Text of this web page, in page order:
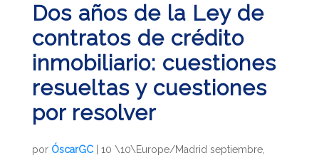
Dos años de la Ley de
contratos de crédito
inmobiliario: cuestiones
resueltas y cuestiones
por resolver
por ÓscarGC| 10 \10\Europe/Madrid septiembre,